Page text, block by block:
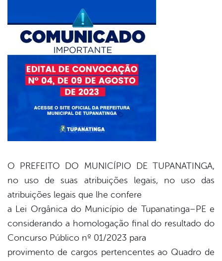
O PREFEITO DO MUNICÍPIO DE TUPANATINGA,
no uso de suas atribuições legais, no uso das
atribuições legais que lhe confere
a Lei Orgânica do Município de Tupanatinga– PE e
considerando a homologação final do resultado do
Concurso Público nº 01/2023 para
provimento de cargos pertencentes ao Quadro de